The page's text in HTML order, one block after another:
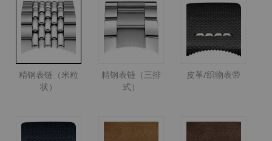
精钢表链（米粒
状）
精钢表链（三排
式）
皮革/织物表带